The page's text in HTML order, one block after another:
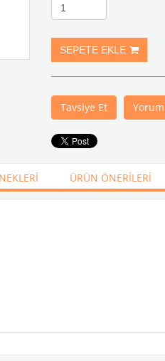
Tavsiye Et
ÜRÜN ÖNERILERI